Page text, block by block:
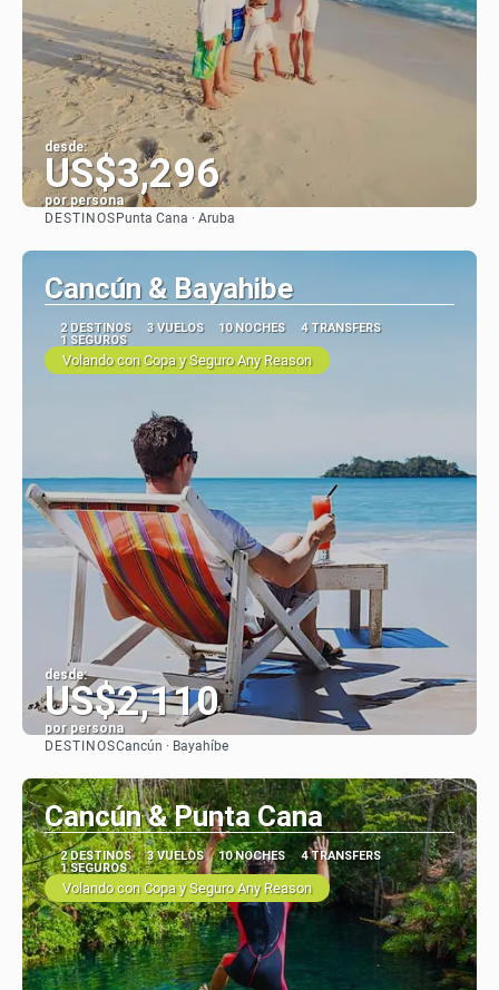
desde:
US$3,296
por persona
DESTINOS Punta Cana · Aruba
Cancún & Bayahibe
2 DESTINOS 3 VUELOS 10 NOCHES
4 TRANSFERS
1 SEGUROS
Volando con Copa y Seguro Any Reason
desde:
US$2,110
por persona
DESTINOSCancún · Bayahíbe
Cancún & Punta Cana
2 DESTINOS 3 VUELOS 10 NOCHES
4 TRANSFERS
1 SEGUROS
Volando con Copa y Seguro Any Reason